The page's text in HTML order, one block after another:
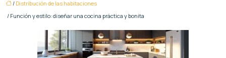
/ Distribución de las habitaciones
/ Función y estilo: diseñar una cocina práctica y bonita